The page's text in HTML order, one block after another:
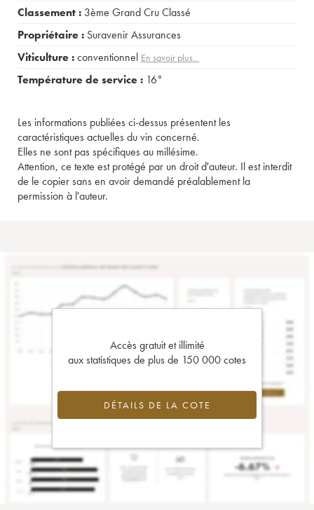
Classement : 3ème Grand Cru Classé
Propriétaire : Suravenir Assurances
Viticulture :conventionnel En savoir plus...
Température de service : 16°
Les informations publiées ci-dessus présentent les
caractéristiques actuelles du vin concerné.
Elles ne sont pas spécifiques au millésime.
Attention, ce texte est protégé par un droit d'auteur. Il est interdit
de le copier sans en avoir demandé préalablement la
permission à l'auteur.
Accès gratuit et illimité
aux statistiques de plus de 150 000 cotes
DÉTAILS DE LA COTE